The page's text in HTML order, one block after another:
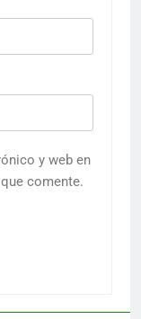
y web en
comente.